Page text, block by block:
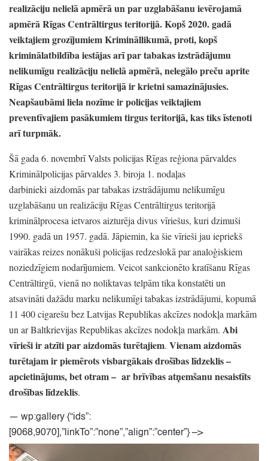
realizāciju nelielā apmērā un par uzglabāšanu ievērojamā
apmērā Rīgas Centrāltirgus teritorijā.Kopš 2020.gadā
veiktajiem grozījumiem Krimināllikumā,proti,kopš
kriminālatbildība iestājas arī par tabakas izstrādājumu
nelikumīgu realizāciju nelielā apmērā,nelegālo preču aprite
Rīgas Centrāltirgus teritorijā ir krietni samazinājusies.
Neapšaubāmi liela nozīme ir policijas veiktajiem
preventīvajiem pasākumiem tirgus teritorijā,kas tiks īstenoti
arī turpmāk.
Šā gada 6. novembrī Valsts policijas Rīgas reģiona pārvaldes
Kriminālpolicijas pārvaldes 3. biroja 1. nodaļas
darbinieki aizdomās par tabakas izstrādājumu nelikumīgu
uzglabāšanu un realizāciju Rīgas Centrāltirgus teritorijā
kriminālprocesa ietvaros aizturēja divus vīriešus, kuri dzimuši
1990. gadā un 1957. gadā. Jāpiemin, ka šie vīrieši jau iepriekš
vairākas reizes nonākuši policijas redzeslokā par analoģiskiem
noziedzīgiem nodarījumiem. Veicot sankcionēto kratīšanu Rīgas
Centrāltirgū, vienā no noliktavas telpām tika konstatēti un
atsavināti dažādu marku nelikumīgi tabakas izstrādājumi, kopumā
11 400 cigarešu bez Latvijas Republikas akcīzes nodokļa markām
un ar Baltkrievijas Republikas akcīzes nodokļa markām. Abi
vīrieši ir atzīti par aizdomās turētajiem. Vienam aizdomās
turētajam ir piemērots visbargākais drošības līdzeklis–
apcietinājums,bet otram– ar brīvības atņemšanu nesaistīts
drošības līdzeklis.
— wp:gallery{“ids”:
[9068,9070],”linkTo”:”none”,”align”:”center”} –>